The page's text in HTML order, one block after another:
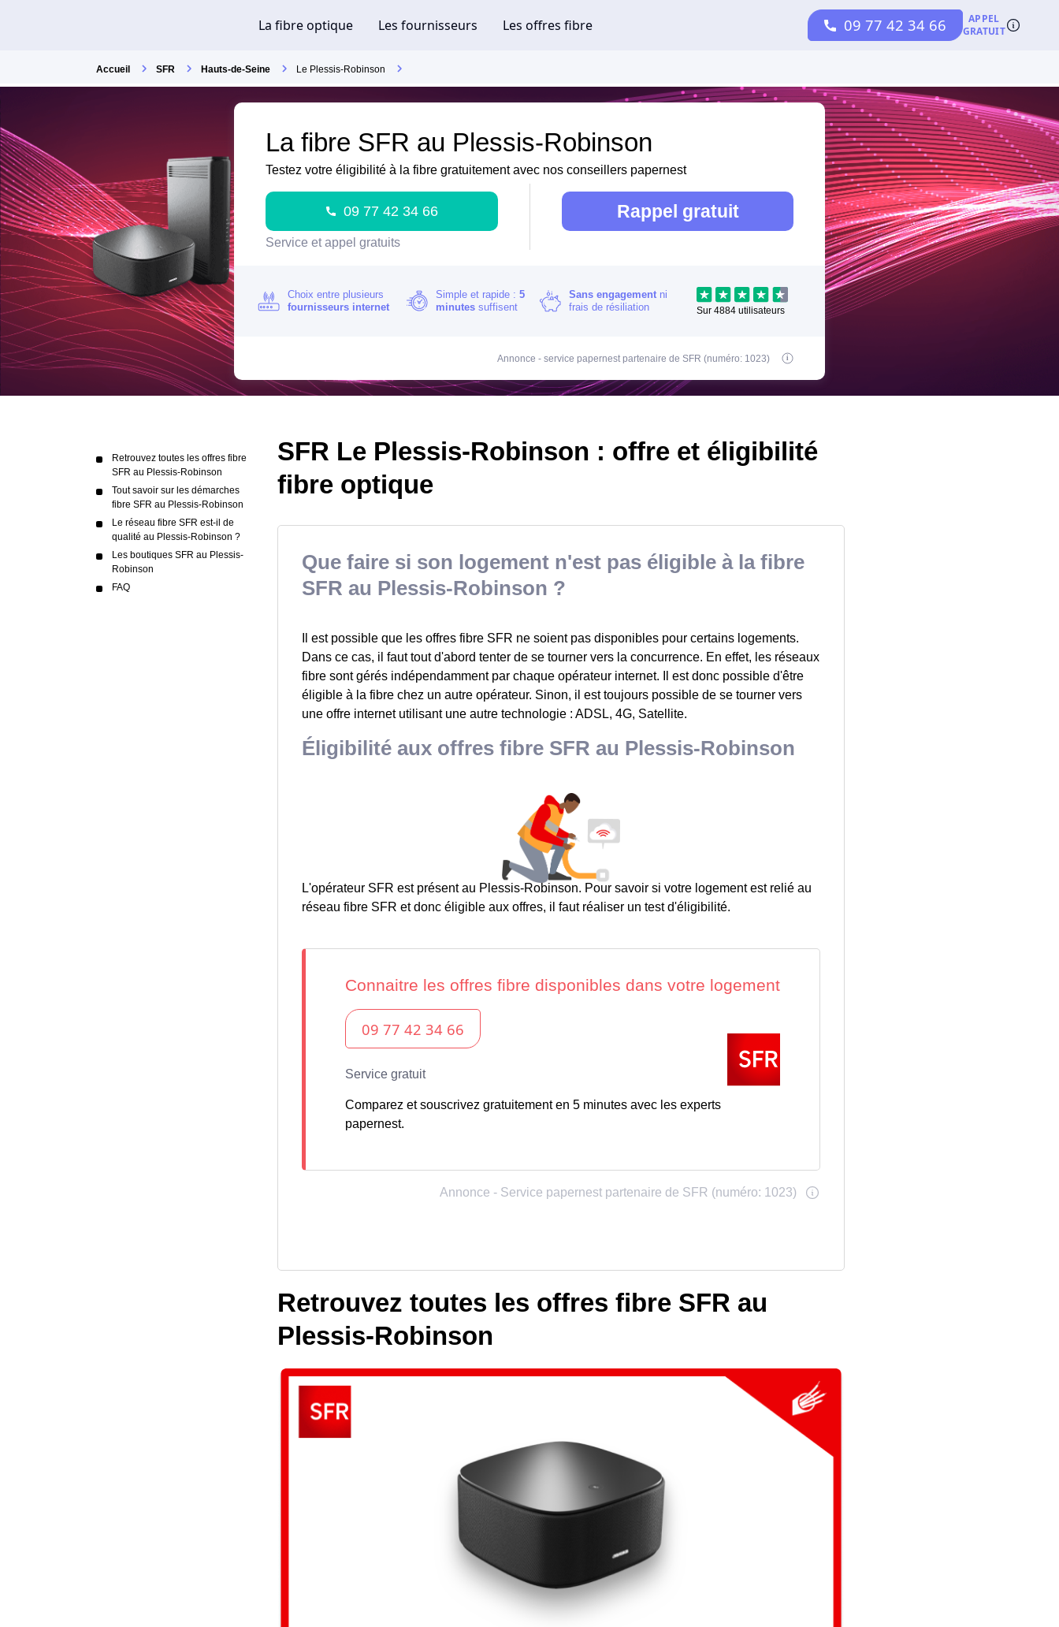
Accueil SFR Hauts-de-Seine Le Plessis-Robinson
La fibre SFR au Plessis-Robinson
Testez votre éligibilité à la fibre gratuitement avec nos conseillers papernest
09 77 42 34 66
Service et appel gratuits
Rappel gratuit
Choix entre plusieurs
fournisseurs internet
Simple et rapide :5
minutes suffisent
Sans engagement ni
frais de résiliation
Sur 4884utilisateurs
Annonce - service papernest partenaire de SFR (numéro: 1023)
Retrouvez toutes les offres fibre
SFR au Plessis-Robinson
Tout savoir sur les démarches
fibre SFR au Plessis-Robinson
Le réseau fibre SFR est-il de
qualité au Plessis-Robinson ?
Les boutiques SFR au Plessis-
Robinson
FAQ
SFR Le Plessis-Robinson : offre et éligibilité
fibre optique
Que faire si son logement n'est pas éligible à la fibre
SFR au Plessis-Robinson ?
Il est possible que les offres fibre SFR ne soient pas disponibles pour certains logements.
Dans ce cas, il faut tout d'abord tenter de se tourner vers la concurrence. En effet, les réseaux
fibre sont gérés indépendamment par chaque opérateur internet. Il est donc possible d'être
éligible à la fibre chez un autre opérateur. Sinon, il est toujours possible de se tourner vers
une offre internet utilisant une autre technologie : ADSL, 4G, Satellite.
Éligibilité aux offres fibre SFR au Plessis-Robinson
L'opérateur SFR est présent au Plessis-Robinson. Pour savoir si votre logement est relié au
réseau fibre SFR et donc éligible aux offres, il faut réaliser un test d'éligibilité.
Comparez et souscrivez gratuitement en 5 minutes avec les experts
papernest.
Retrouvez toutes les offres fibre SFR au
Plessis-Robinson